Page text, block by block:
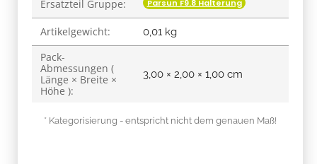
Ersatzteil Gruppe: Parsun F9.8 Halterung
Artikelgewicht: 0,01 kg
Pack-
Abmessungen (
Länge × Breite ×
Höhe ):
3,00 × 2,00 × 1,00 cm
* Kategorisierung - entspricht nicht dem genauen Maß!